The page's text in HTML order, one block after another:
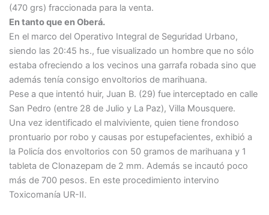
(470 grs) fraccionada para la venta.
En tanto que en Oberá.
En el marco del Operativo Integral de Seguridad Urbano,
siendo las 20:45 hs., fue visualizado un hombre que no sólo
estaba ofreciendo a los vecinos una garrafa robada sino que
además tenía consigo envoltorios de marihuana.
Pese a que intentó huir, Juan B. (29) fue interceptado en calle
San Pedro (entre 28 de Julio y La Paz), Villa Mousquere.
Una vez identificado el malviviente, quien tiene frondoso
prontuario por robo y causas por estupefacientes, exhibió a
la Policía dos envoltorios con 50 gramos de marihuana y 1
tableta de Clonazepam de 2 mm. Además se incautó poco
más de 700 pesos. En este procedimiento intervino
Toxicomanía UR-II.